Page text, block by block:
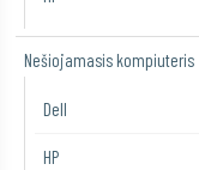
Nešiojamasis kompiuteris
Dell
HP